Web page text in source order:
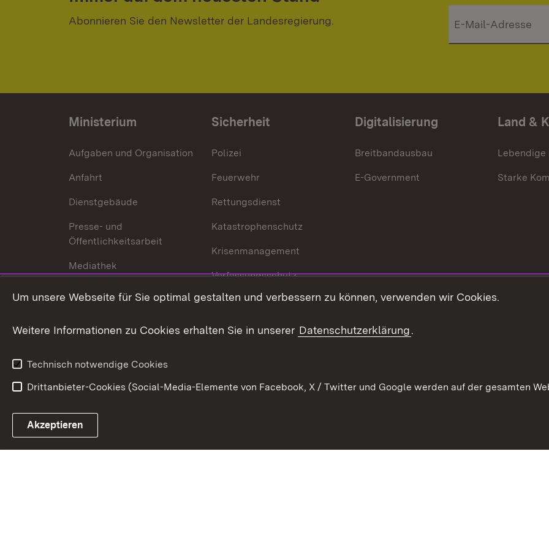
Abonnieren Sie den Newsletter der Landesregierung.
Ministerium
Aufgaben und Organisation
Anfahrt
Dienstgebäude
Presse- und
Öffentlichkeitsarbeit
Mediathek
Publikationen
Sicherheit
Polizei
Feuerwehr
Rettungsdienst
Katastrophenschutz
Krisenmanagement
Verfassungsschutz
Datenschutz
Glücksspielrecht
Digitalisierung
Breitbandausbau
E-Government
Land &
Lebendige
Starke
Link zum Landesportal
Um unsere Webseite für Sie optimal gestalten und verbessern zu können, verwenden wir Cookies.
Weitere Informationen zu Cookies erhalten Sie in unserer Datenschutzerklärung.
Technisch notwendige Cookies
Drittanbieter-Cookies (Social-Media-Elemente von Facebook, X / Twitter und Google werden auf der gesamten
Akzeptieren